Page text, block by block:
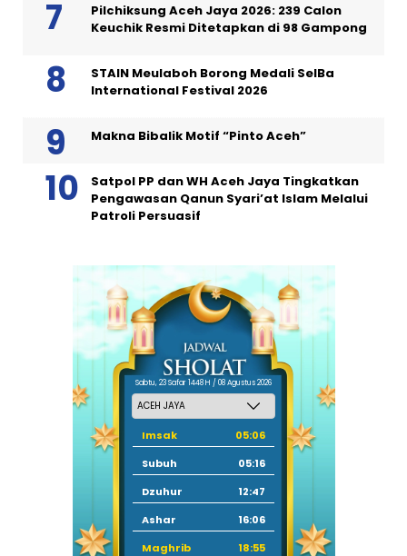
Pilchiksung Aceh Jaya 2026: 239 Calon
Keuchik Resmi Ditetapkan di 98 Gampong
STAIN Meulaboh Borong Medali SeIBa
International Festival 2026
Makna Bibalik Motif “Pinto Aceh”
Satpol PP dan WH Aceh Jaya Tingkatkan
Pengawasan Qanun Syari’at Islam Melalui
Patroli Persuasif
Sabtu, 23 Safar 1448 H / 08 Agustus 2026
Imsak
05:06
Subuh
05:16
Dzuhur
12:47
Ashar
16:06
Maghrib
18:55